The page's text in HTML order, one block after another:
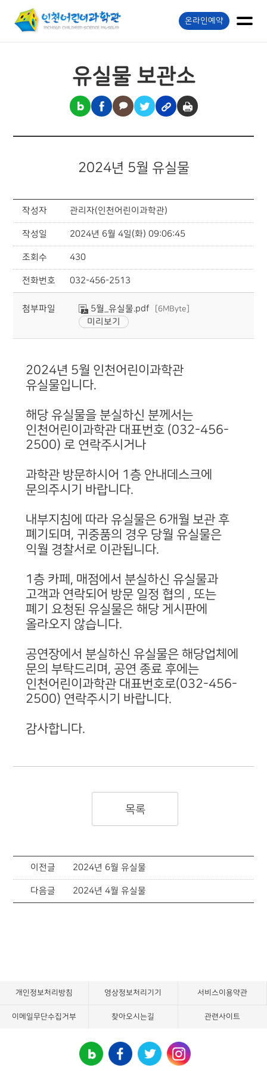
온라인예약
유실물 보관소
2024년 5월 유실물
작성자 관리자(인천어린이과학관)
작성일 2024년 6월 4일(화) 09:06:45
조회수 430
전화번호 032-456-2513
첨부파일 5월_유실물.pdf [6MByte]
미리보기
2024년 5월 인천어린이과학관
유실물입니다.
해당 유실물을 분실하신 분께서는
인천어린이과학관 대표번호 (032-456-
2500) 로 연락주시거나
과학관 방문하시어 1층 안내데스크에
문의주시기 바랍니다.
내부지침에 따라 유실물은 6개월 보관 후
폐기되며, 귀중품의 경우 당월 유실물은
익월 경찰서로 이관됩니다.
1층 카페, 매점에서 분실하신 유실물과
고객과 연락되어 방문 일정 협의 , 또는
폐기 요청된 유실물은 해당 게시판에
올라오지 않습니다.
공연장에서 분실하신 유실물은 해당업체에
문의 부탁드리며, 공연 종료 후에는
인천어린이과학관 대표번호로(032-456-
2500) 연락주시기 바랍니다.
감사합니다.
목록
이전글 2024년 6월 유실물
다음글 2024년 4월 유실물
개인정보처리방침 영상정보처리기기 서비스이용약관
이메일무단수집거부 찾아오시는길 관련사이트